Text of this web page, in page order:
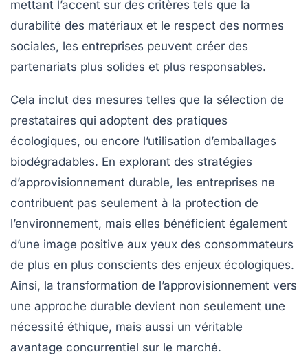
mettant l’accent sur des critères tels que la
durabilité des matériaux et le respect des normes
sociales, les entreprises peuvent créer des
partenariats plus solides et plus responsables.
Cela inclut des mesures telles que la sélection de
prestataires qui adoptent des pratiques
écologiques, ou encore l’utilisation d’emballages
biodégradables. En explorant des stratégies
d’approvisionnement durable, les entreprises ne
contribuent pas seulement à la protection de
l’environnement, mais elles bénéficient également
d’une image positive aux yeux des consommateurs
de plus en plus conscients des enjeux écologiques.
Ainsi, la transformation de l’approvisionnement vers
une approche durable devient non seulement une
nécessité éthique, mais aussi un véritable
avantage concurrentiel sur le marché.